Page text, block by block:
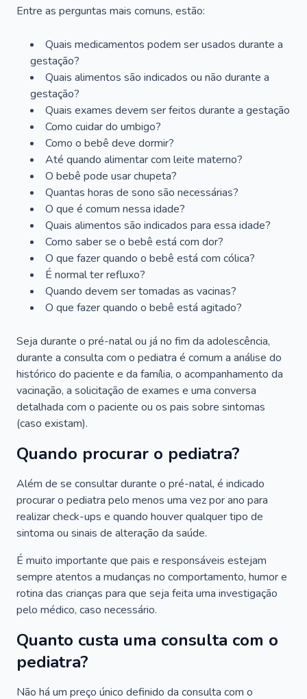
Entre as perguntas mais comuns, estão:
Quais medicamentos podem ser usados durante a
gestação?
Quais alimentos são indicados ou não durante a
gestação?
Quais exames devem ser feitos durante a gestação
Como cuidar do umbigo?
Como o bebê deve dormir?
Até quando alimentar com leite materno?
O bebê pode usar chupeta?
Quantas horas de sono são necessárias?
O que é comum nessa idade?
Quais alimentos são indicados para essa idade?
Como saber se o bebê está com dor?
O que fazer quando o bebê está com cólica?
É normal ter refluxo?
Quando devem ser tomadas as vacinas?
O que fazer quando o bebê está agitado?
Seja durante o pré-natal ou já no fim da adolescência,
durante a consulta com o pediatra é comum a análise do
histórico do paciente e da família, o acompanhamento da
vacinação, a solicitação de exames e uma conversa
detalhada com o paciente ou os pais sobre sintomas
(caso existam).
Quando procurar o pediatra?
Além de se consultar durante o pré-natal, é indicado
procurar o pediatra pelo menos uma vez por ano para
realizar check-ups e quando houver qualquer tipo de
sintoma ou sinais de alteração da saúde.
É muito importante que pais e responsáveis estejam
sempre atentos a mudanças no comportamento, humor e
rotina das crianças para que seja feita uma investigação
pelo médico, caso necessário.
Quanto custa uma consulta com o
pediatra?
Não há um preço único definido da consulta com o